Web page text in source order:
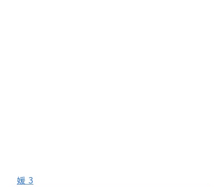
媛 3